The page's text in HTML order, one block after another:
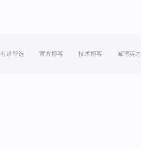
有道智选 官方博客 技术博客 诚聘英才